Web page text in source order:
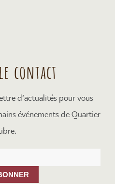
contact
d’actualités pour vous
événements de Quartier